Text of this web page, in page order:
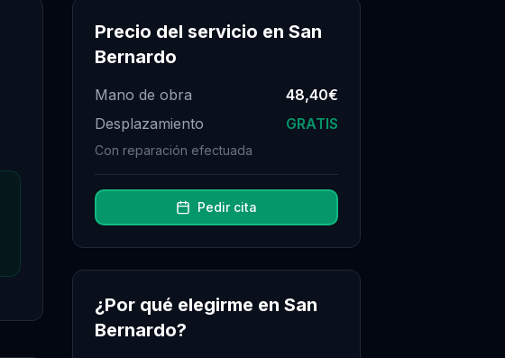
Precio del servicio en San
Bernardo
Mano de obra
48,40€
Desplazamiento
GRATIS
Con reparación efectuada
Pedir cita
¿Por qué elegirme en San
Bernardo?